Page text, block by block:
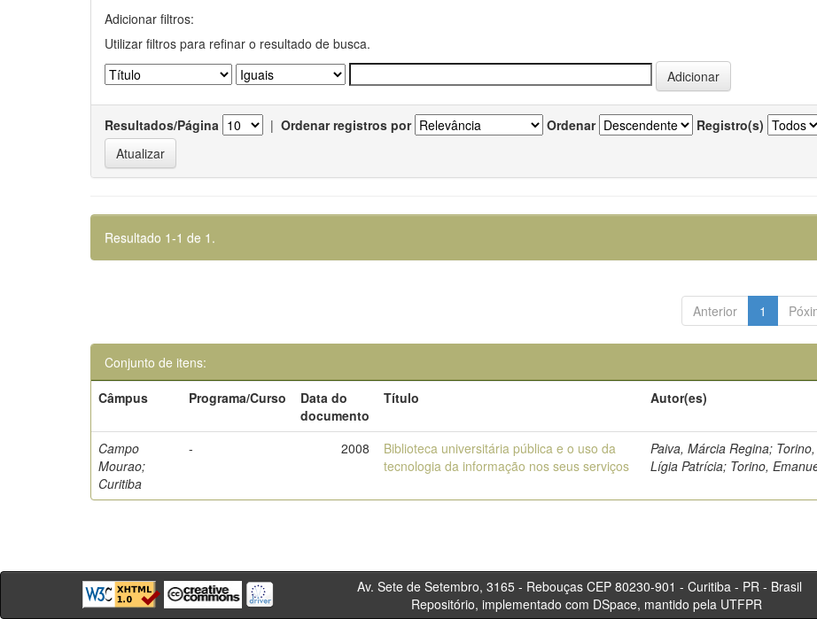
Adicionar filtros:
Utilizar filtros para refinar o resultado de busca.
Resultados/Página | Ordenar registros por Ordenar Registro(s)
Resultado 1-1 de 1.
Anterior 1
Conjunto de itens:
Câmpus
Programa/Curso
Data do
documento
Título Autor(es)
Campo
Mourao;
Curitiba
- 2008
Biblioteca universitária pública e o uso da
tecnologia da informação nos seus serviços
Paiva, Márcia Regina; Torino,
Lígia Patrícia; Torino,
Av. Sete de Setembro, 3165 - Rebouças CEP 80230-901 - Curitiba -
Repositório, implementado com DSpace, mantido pela UTFPR